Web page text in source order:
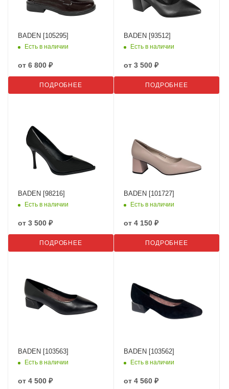
BADEN [105295]
Есть в наличии
от 6 800 ₽
ПОДРОБНЕЕ
BADEN [93512]
Есть в наличии
от 3 500 ₽
ПОДРОБНЕЕ
BADEN [98216]
Есть в наличии
от 3 500 ₽
ПОДРОБНЕЕ
BADEN [101727]
Есть в наличии
от 4 150 ₽
ПОДРОБНЕЕ
BADEN [103563]
Есть в наличии
от 4 500 ₽
BADEN [103562]
Есть в наличии
от 4 560 ₽